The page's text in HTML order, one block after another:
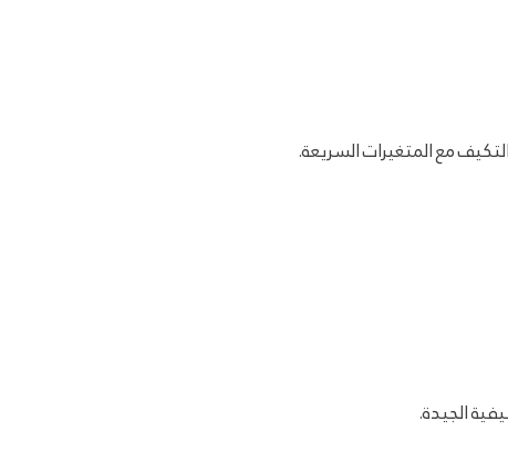
مع المتغيرات السريعة.
الجيدة.